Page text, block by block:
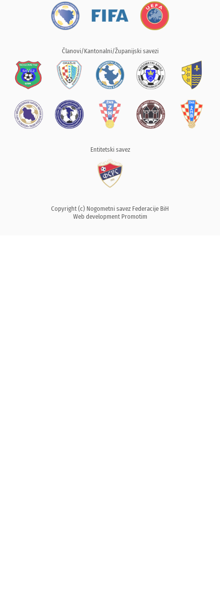
Članovi/Kantonalni/Županijski savezi
Entitetski savez
Copyright (c) Nogometni savez Federacije BiH
Web development Promotim